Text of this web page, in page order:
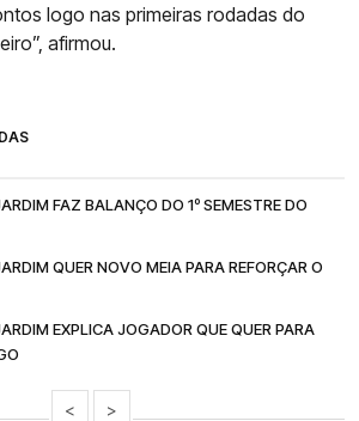
logo nas primeiras rodadas do
afirmou.
FAZ BALANÇO DO 1º SEMESTRE DO
QUER NOVO MEIA PARA REFORÇAR O
EXPLICA JOGADOR QUE QUER PARA
< >